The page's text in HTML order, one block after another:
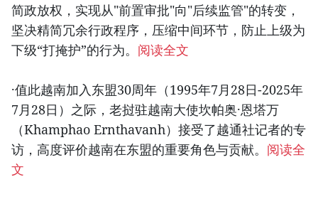
简政放权，实现从"前置审批"向"后续监管"的转变，
坚决精简冗余行政程序，压缩中间环节，防止上级为
下级“打掩护”的行为。 阅读全文
·值此越南加入东盟30周年（1995年7月28日-2025年
7月28日）之际，老挝驻越南大使坎帕奥·恩塔万
（Khamphao Ernthavanh）接受了越通社记者的专
访，高度评价越南在东盟的重要角色与贡献。 阅读全
文